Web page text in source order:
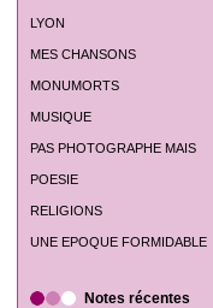
LYON
MES CHANSONS
MONUMORTS
MUSIQUE
PAS PHOTOGRAPHE MAIS
POESIE
RELIGIONS
UNE EPOQUE FORMIDABLE
Notes récentes